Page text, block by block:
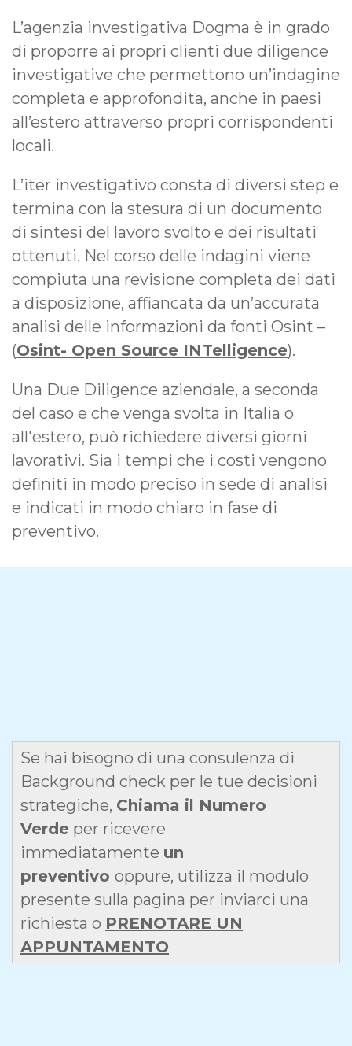
L’agenzia investigativa Dogma è in grado
di proporre ai propri clienti due diligence
investigative che permettono un’indagine
completa e approfondita, anche in paesi
all’estero attraverso propri corrispondenti
locali.
L’iter investigativo consta di diversi step e
termina con la stesura di un documento
di sintesi del lavoro svolto e dei risultati
ottenuti. Nel corso delle indagini viene
compiuta una revisione completa dei dati
a disposizione, affiancata da un’accurata
analisi delle informazioni da fonti Osint –
(Osint- Open Source INTelligence).
Una Due Diligence aziendale, a seconda
del caso e che venga svolta in Italia o
all'estero, può richiedere diversi giorni
lavorativi. Sia i tempi che i costi vengono
definiti in modo preciso in sede di analisi
e indicati in modo chiaro in fase di
preventivo.
Se hai bisogno di una consulenza di
Background check per le tue decisioni
strategiche, Chiama il Numero
Verde per ricevere
immediatamente un
preventivo oppure, utilizza il modulo
presente sulla pagina per inviarci una
richiesta o PRENOTARE UN
APPUNTAMENTO